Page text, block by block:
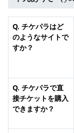
Q. チケパラはど
のようなサイトで
すか？
Q. チケパラで直
接チケットを購入
できますか？